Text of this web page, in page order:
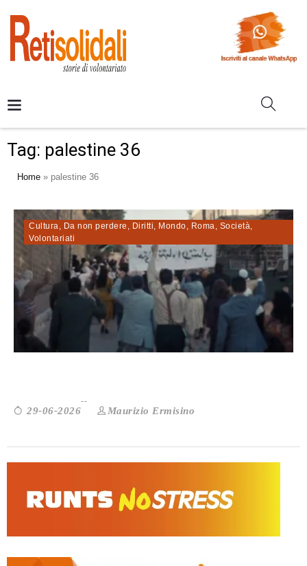
Tag: palestine 36
Home » palestine 36
Cultura, Da non perdere , Diritti, Mondo, Roma, Società,
Volontariati
Palestine 36: tutto è iniziato molto ...
29-06-2026 Maurizio Ermisino